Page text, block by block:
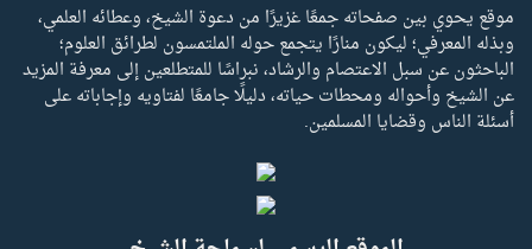
موقع يحوي بين صفحاته جمعًا غزيرًا من دعوة الشيخ، وعطائه العلمي،
وبذله المعرفي؛ ليكون منارًا يتجمع حوله الملتمسون لطرائق العلوم؛
الباحثون عن سبل الاعتصام والرشاد، نبراسًا للمتطلعين إلى معرفة المزيد
عن الشيخ وأحواله ومحطات حياته، دليلًا جامعًا لفتاويه وإجاباته على
أسئلة الناس وقضايا المسلمين.